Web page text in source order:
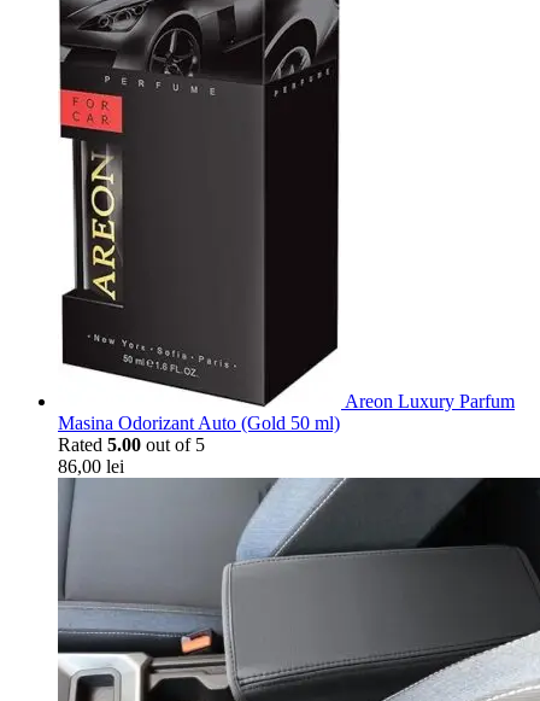
Areon Luxury Parfum
Masina Odorizant Auto (Gold 50 ml)
Rated 5.00 out of 5
86,00 lei